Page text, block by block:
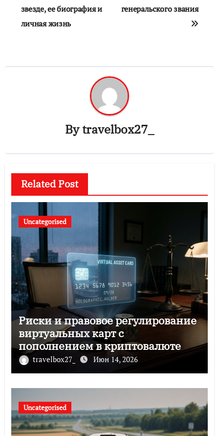
звезде, ее биография и
личная жизнь
генеральского звания
Bytravelbox27_
Related Post
Uncategorised
Риски и правовое регулирование
виртуальных карт с
пополнением в криптовалюте
travelbox27_ Июн 14, 2026
Uncategorised